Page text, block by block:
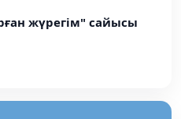
жүрегім" сайысы